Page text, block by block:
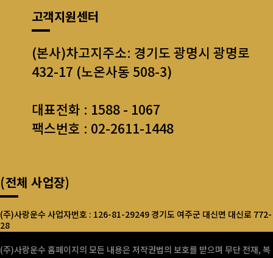
고객지원센터
(본사)차고지주소: 경기도 광명시 광명로
432-17 (노온사동 508-3)
대표전화 : 1588 - 1067
팩스번호 : 02-2611-1448
(전체 사업장)
(주)사랑운수 사업자번호 : 126-81-29249 경기도 여주군 대신면 대신로 772-
28
서울사랑운수(주) 사업자번호 : 126-81-13145 서울시 구로구 오리로13길56,
(주)사랑운수 홈페이지의 모든 내용은 저작권법의 보호를 받으며 무단 전재, 복